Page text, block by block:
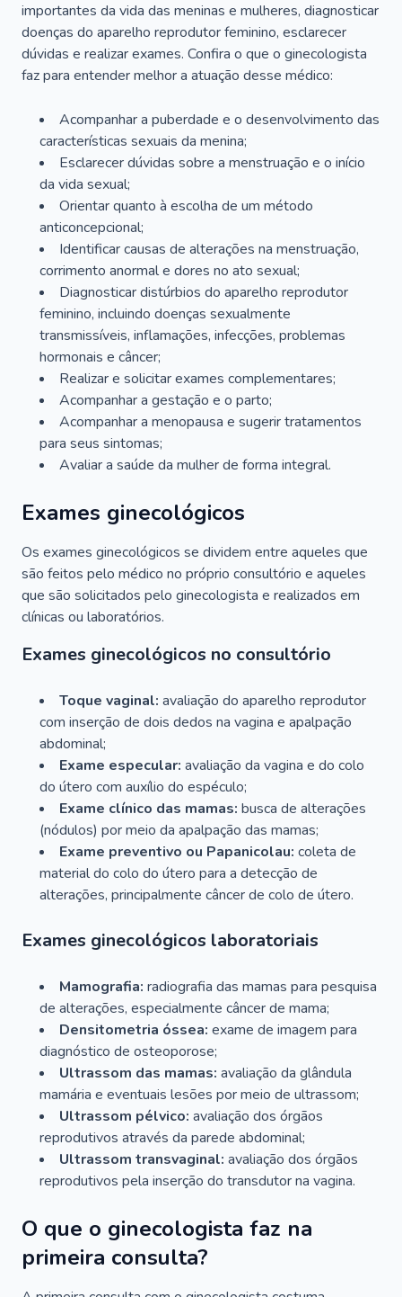
importantes da vida das meninas e mulheres, diagnosticar
doenças do aparelho reprodutor feminino, esclarecer
dúvidas e realizar exames. Confira o que o ginecologista
faz para entender melhor a atuação desse médico:
Acompanhar a puberdade e o desenvolvimento das
características sexuais da menina;
Esclarecer dúvidas sobre a menstruação e o início
da vida sexual;
Orientar quanto à escolha de um método
anticoncepcional;
Identificar causas de alterações na menstruação,
corrimento anormal e dores no ato sexual;
Diagnosticar distúrbios do aparelho reprodutor
feminino, incluindo doenças sexualmente
transmissíveis, inflamações, infecções, problemas
hormonais e câncer;
Realizar e solicitar exames complementares;
Acompanhar a gestação e o parto;
Acompanhar a menopausa e sugerir tratamentos
para seus sintomas;
Avaliar a saúde da mulher de forma integral.
Exames ginecológicos
Os exames ginecológicos se dividem entre aqueles que
são feitos pelo médico no próprio consultório e aqueles
que são solicitados pelo ginecologista e realizados em
clínicas ou laboratórios.
Exames ginecológicos no consultório
Toque vaginal: avaliação do aparelho reprodutor
com inserção de dois dedos na vagina e apalpação
abdominal;
Exame especular: avaliação da vagina e do colo
do útero com auxílio do espéculo;
Exame clínico das mamas: busca de alterações
(nódulos) por meio da apalpação das mamas;
Exame preventivo ou Papanicolau: coleta de
material do colo do útero para a detecção de
alterações, principalmente câncer de colo de útero.
Exames ginecológicos laboratoriais
Mamografia: radiografia das mamas para pesquisa
de alterações, especialmente câncer de mama;
Densitometria óssea: exame de imagem para
diagnóstico de osteoporose;
Ultrassom das mamas: avaliação da glândula
mamária e eventuais lesões por meio de ultrassom;
Ultrassom pélvico: avaliação dos órgãos
reprodutivos através da parede abdominal;
Ultrassom transvaginal: avaliação dos órgãos
reprodutivos pela inserção do transdutor na vagina.
O que o ginecologista faz na
primeira consulta?